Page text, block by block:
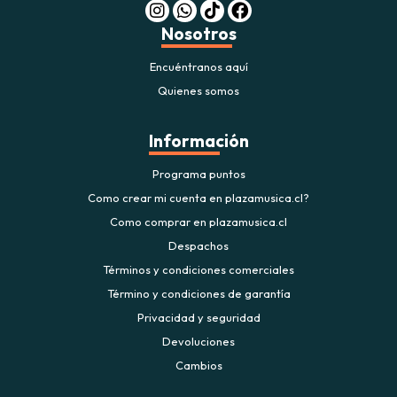
Nosotros
Encuéntranos aquí
Quienes somos
Información
Programa puntos
Como crear mi cuenta en plazamusica.cl?
Como comprar en plazamusica.cl
Despachos
Términos y condiciones comerciales
Término y condiciones de garantía
Privacidad y seguridad
Devoluciones
Cambios